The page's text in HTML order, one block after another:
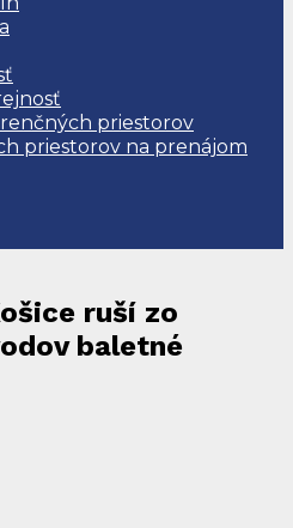
priestorov
priestorov na prenájom
ruší zo
baletné